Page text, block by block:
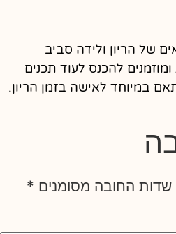
של הריון ולידה סביב
ומוזמנים להכנס לעוד תכנים
במיוחד לאישה בזמן הריון.
שדות החובה מסומנים *